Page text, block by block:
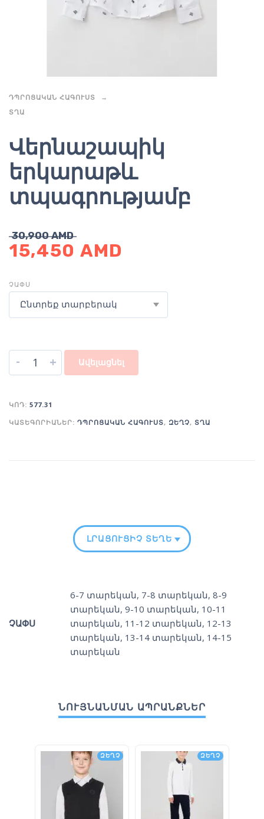
ԴՊՐՈՑԱԿԱՆ ՀԱԳՈՒՍՏ
ՏՂԱ
Վերնաշապիկ
երկարաթև
տպագրությամբ
30,900AMD
15,450 AMD
ՉԱՓՍ
Ընտրեք տարբերակ
- + Ավելացնել
ԿՈԴ: 577.31
ԿԱՏԵԳՈՐԻԱՆԵՐ: ԴՊՐՈՑԱԿԱՆ ՀԱԳՈՒՍՏ, ԶԵՂՉ, ՏՂԱ
ԼՐԱՑՈՒՑԻՉ ՏԵՂԵԿՈՒԹՅՈՒՆ
ՉԱՓՍ
6-7 տարեկան, 7-8 տարեկան, 8-9
տարեկան, 9-10 տարեկան, 10-11
տարեկան, 11-12 տարեկան, 12-13
տարեկան, 13-14 տարեկան, 14-15
տարեկան
ՆՈՒՅՆԱՆՄԱՆ ԱՊՐԱՆՔՆԵՐ
ԶԵՂՉ ԶԵՂՉ